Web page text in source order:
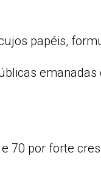
papéis,
emanadas
70 por forte